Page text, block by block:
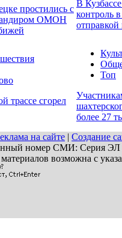
простились с
ОМОН
В
контроль
отправкой
трассе сгорел
Топ
более 27
на сайте | Создание
номер СМИ: Серия ЭЛ
возможна с